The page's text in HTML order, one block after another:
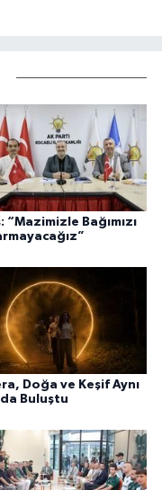
“Mazimizle Bağımızı
Doğa ve Keşif Aynı
Buluştu